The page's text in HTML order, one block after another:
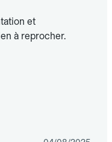
et
à reprocher.